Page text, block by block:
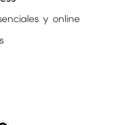
y online